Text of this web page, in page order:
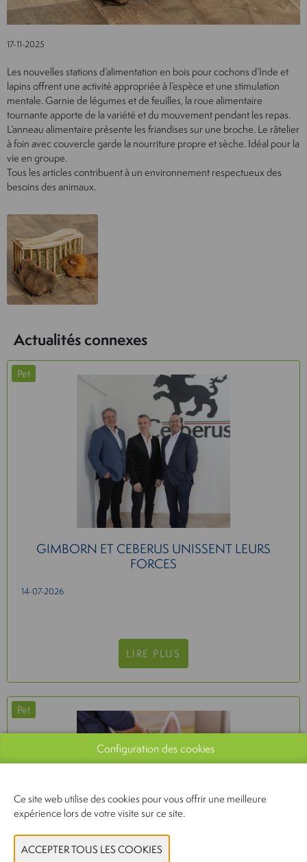
17-11-2025
Les nouvelles stations d’alimentation en bois pour cochons d’Inde et
lapins offrent une activité appropriée à l’espèce et une stimulation
mentale. Garnie de légumes et de feuilles, la roue alimentaire
tournante apporte de la variété et du mouvement pendant les repas.
L’anneau alimentaire présente les friandises sur une broche. Le râtelier
à foin avec couvercle garde la nourriture propre et sèche. Idéal pour la
vie en groupe.
Tous les articles contribuent à un environnement respectueux des
besoins des animaux.
Actualités connexes
Pet
GIMBORN ET CEBERUS UNISSENT LEURS
FORCES
14-07-2026
LIRE PLUS
Pet
Configuration des cookies
Ce site web utilise des cookies pour vous offrir une meilleure
expérience lors de votre visite sur ce site.